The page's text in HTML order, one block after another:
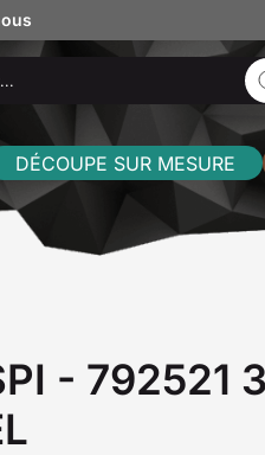
DÉCOUPE SUR MESURE
- 792521